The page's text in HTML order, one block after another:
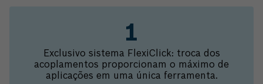
Exclusivo sistema FlexiClick: troca dos
acoplamentos proporcionam o máximo de
aplicações em uma única ferramenta.